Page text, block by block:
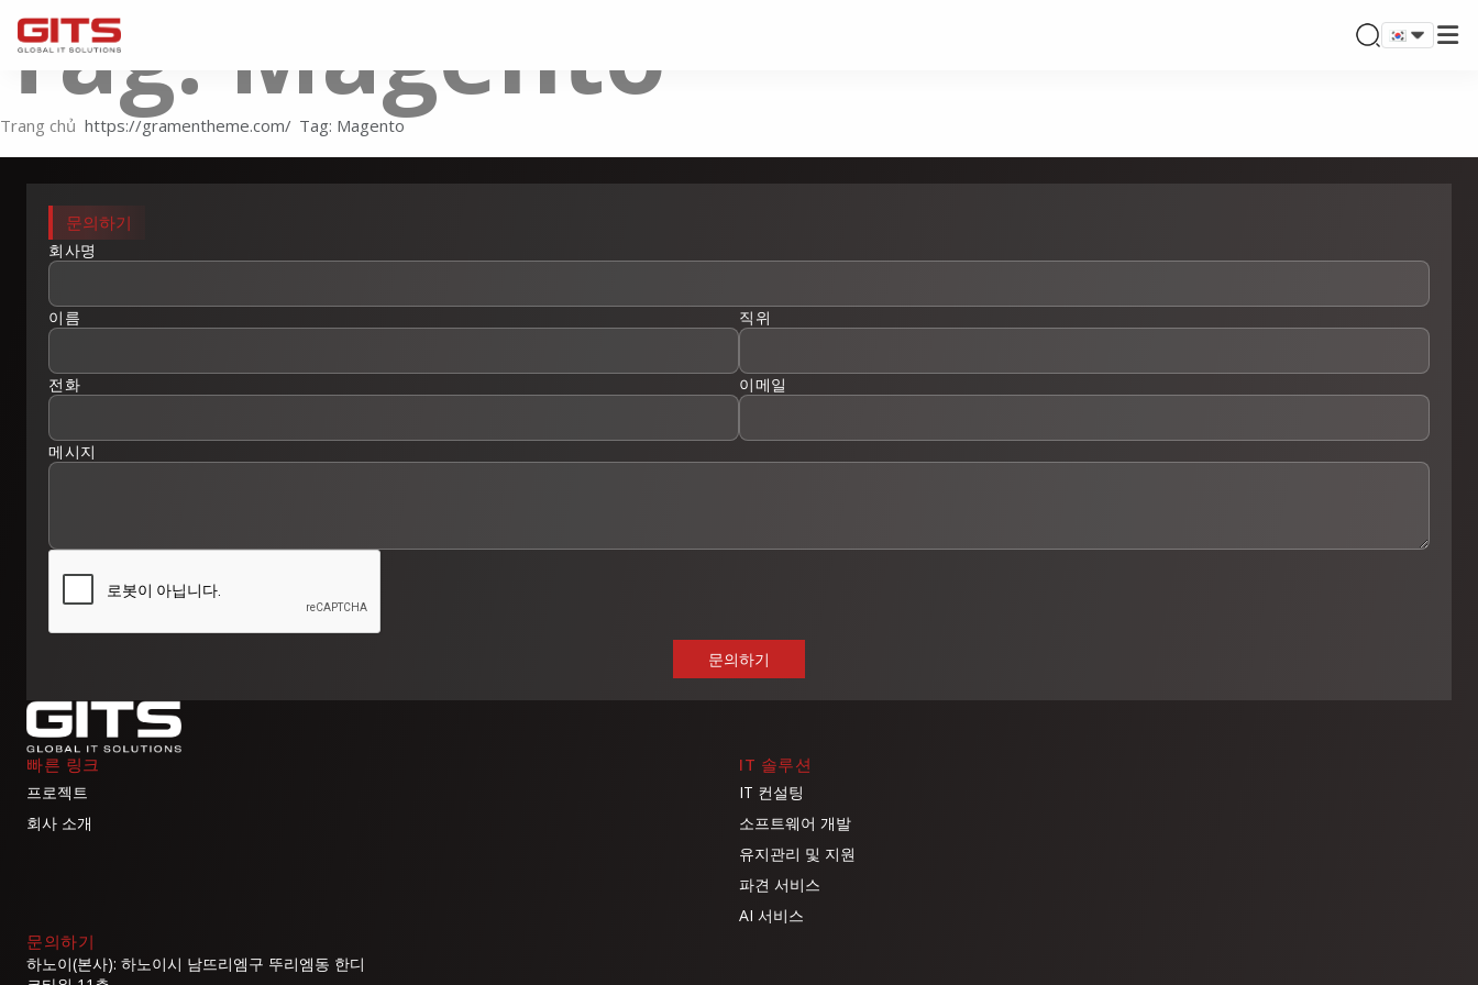
Tag: Magento
Trang chủ Tag: Magento
문의하기
회사명
이름 직위
전화 이메일
메시지
빠른 링크
프로젝트
회사 소개
IT 솔루션
IT 컨설팅
소프트웨어 개발
유지관리 및 지원
파견 서비스
AI 서비스
문의하기
하노이(본사): 하노이시 남뜨리엠구 뚜리엠동 한디